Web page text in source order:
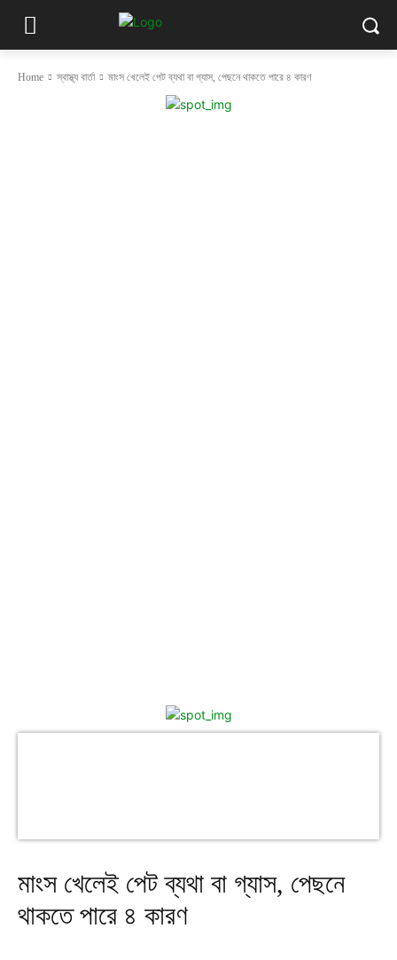
Home স্বাস্থ্য বার্তা মাংস খেলেই পেট ব্যথা বা গ্যাস, পেছনে থাকতে পারে ৪ কারণ
মাংস খেলেই পেট ব্যথা বা গ্যাস, পেছনে
থাকতে পারে ৪ কারণ